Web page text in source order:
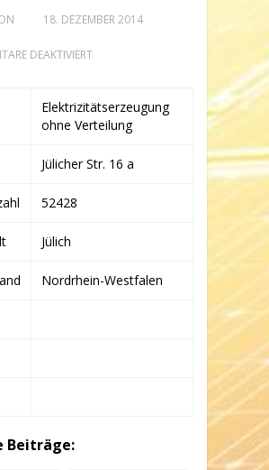
18. DEZEMBER 2014
DEAKTIVIERTFÜR
Elektrizitätserzeugung
ohne Verteilung
Jülicher Str. 16 a
52428
Jülich
Nordrhein-Westfalen
Beiträge: